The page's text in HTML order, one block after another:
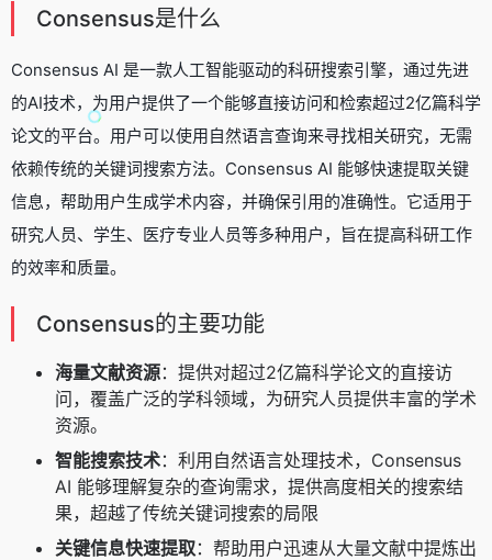
Consensus是什么
Consensus AI 是一款人工智能驱动的科研搜索引擎，通过先进
的AI技术，为用户提供了一个能够直接访问和检索超过2亿篇科学
论文的平台。用户可以使用自然语言查询来寻找相关研究，无需
依赖传统的关键词搜索方法。Consensus AI 能够快速提取关键
信息，帮助用户生成学术内容，并确保引用的准确性。它适用于
研究人员、学生、医疗专业人员等多种用户，旨在提高科研工作
的效率和质量。
Consensus的主要功能
海量文献资源：提供对超过2亿篇科学论文的直接访
问，覆盖广泛的学科领域，为研究人员提供丰富的学术
资源。
智能搜索技术：利用自然语言处理技术，Consensus
AI 能够理解复杂的查询需求，提供高度相关的搜索结
果，超越了传统关键词搜索的局限
关键信息快速提取：帮助用户迅速从大量文献中提炼出